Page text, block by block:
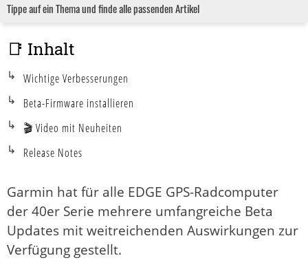
Tippe auf ein Thema und finde alle passenden Artikel
Garmin hat für alle EDGE GPS-Radcomputer
der 40er Serie mehrere umfangreiche Beta
Updates mit weitreichenden Auswirkungen zur
Verfügung gestellt.
📑 Inhalt
Wichtige Verbesserungen
Beta-Firmware installieren
🎬 Video mit Neuheiten
Release Notes